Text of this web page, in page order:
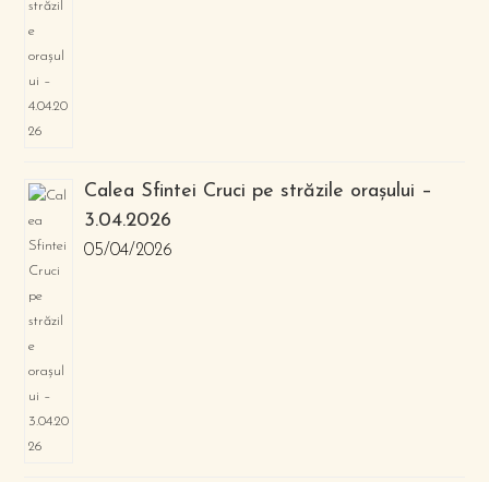
Calea Sfintei Cruci pe străzile orașului –
3.04.2026
05/04/2026